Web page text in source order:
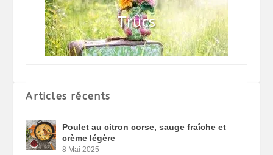
Articles récents
Poulet au citron corse, sauge fraîche et
crème légère
8 Mai 2025